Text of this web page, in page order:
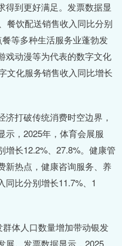
得到更好满足。发票数据显
餐饮配送销售收入同比分别
餐等多种生活服务业蓬勃发
戏动漫等为代表的数字文化
文化服务销售收入同比增长
打破传统消费时空边界，
示，2025年，体育会展服
长12.2%、27.8%。健康管
新热点，健康咨询服务、养
同比分别增长11.7%、1
群体人口数量增加带动银发
展。发票数据显示，2025